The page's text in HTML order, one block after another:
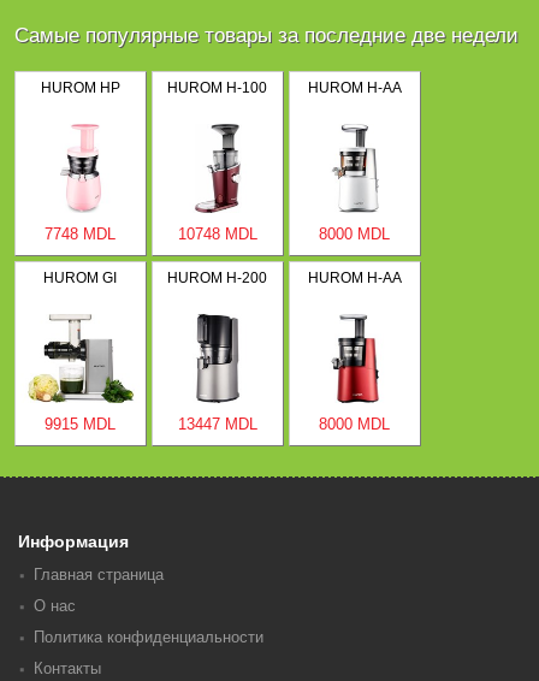
Самые популярные товары за последние две недели
HUROM HP
7748 MDL
HUROM H-100
10748 MDL
HUROM H-AA
8000 MDL
HUROM GI
9915 MDL
HUROM H-200
13447 MDL
HUROM H-AA
8000 MDL
Информация
Главная страница
О нас
Политика конфиденциальности
Контакты